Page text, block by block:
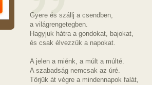
Gyere és szállj a csendben,
a világrengetegben.
Hagyjuk hátra a gondokat, bajokat,
és csak élvezzük a napokat.
A jelen a miénk, a múlt a múlté.
A szabadság nemcsak az úré.
Törjük át végre a mindennapok falát,